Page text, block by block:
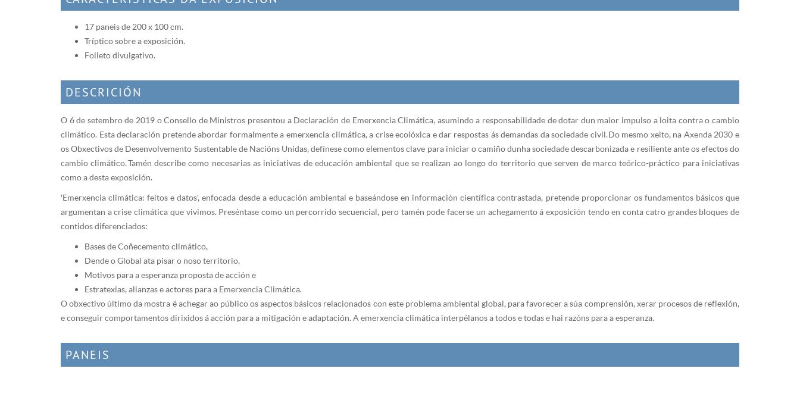
17 paneis de 200 x 100 cm.
Tríptico sobre a exposición.
Folleto divulgativo.
DESCRICIÓN
O 6 de setembro de 2019 o Consello de Ministros presentou a Declaración de Emerxencia Climática, asumindo a responsabilidade de dotar dun maior impulso a loita contra o cambio
climático. Esta declaración pretende abordar formalmente a emerxencia climática, a crise ecolóxica e dar respostas ás demandas da sociedade civil. Do mesmo xeito, na Axenda 2030 e
os Obxectivos de Desenvolvemento Sustentable de Nacións Unidas, defínese como elementos clave para iniciar o camiño dunha sociedade descarbonizada e resiliente ante os efectos do
cambio climático. Tamén describe como necesarias as iniciativas de educación ambiental que se realizan ao longo do territorio que serven de marco teórico-práctico para iniciativas
como a desta exposición.
'Emerxencia climática: feitos e datos', enfocada desde a educación ambiental e baseándose en información científica contrastada, pretende proporcionar os fundamentos básicos que
argumentan a crise climática que vivimos. Preséntase como un percorrido secuencial, pero tamén pode facerse un achegamento á exposición tendo en conta catro grandes bloques de
contidos diferenciados:
Bases de Coñecemento climático,
Dende o Global ata pisar o noso territorio,
Motivos para a esperanza proposta de acción e
Estratexias, alianzas e actores para a Emerxencia Climática.
O obxectivo último da mostra é achegar ao público os aspectos básicos relacionados con este problema ambiental global, para favorecer a súa comprensión, xerar procesos de reflexión,
e conseguir comportamentos dirixidos á acción para a mitigación e adaptación. A emerxencia climática interpélanos a todos e todas e hai razóns para a esperanza.
PANEIS